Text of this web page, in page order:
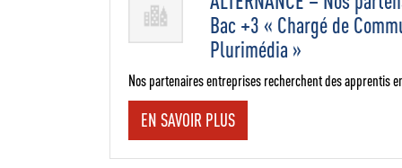
Bac +3 « Chargé de
Plurimédia »
Nos partenaires entreprises recherchent des apprentis
EN SAVOIR PLUS